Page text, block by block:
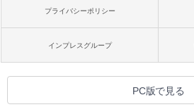
プライバシーポリシー
インプレスグループ
PC版で見る